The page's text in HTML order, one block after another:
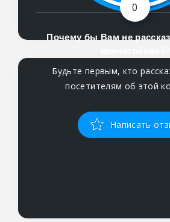
0
Почему бы Вам не
Будьте первым, кто
посетителям об этой
Написать